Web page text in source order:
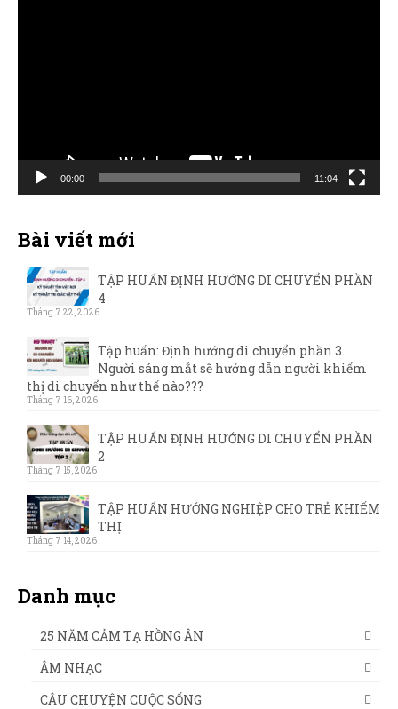
00:00 11:04
Bài viết mới
TẬP HUẤN ĐỊNH HƯỚNG DI CHUYỂN PHẦN
4
Tháng 7 22, 2026
Tập huấn: Định hướng di chuyển phần 3.
Người sáng mắt sẽ hướng dẫn người khiếm
thị di chuyển như thế nào???
Tháng 7 16, 2026
TẬP HUẤN ĐỊNH HƯỚNG DI CHUYỂN PHẦN
2
Tháng 7 15, 2026
TẬP HUẤN HƯỚNG NGHIỆP CHO TRẺ KHIẾM
THỊ
Tháng 7 14, 2026
Danh mục
25 NĂM CẢM TẠ HỒNG ÂN
ÂM NHẠC
CÂU CHUYỆN CUỘC SỐNG